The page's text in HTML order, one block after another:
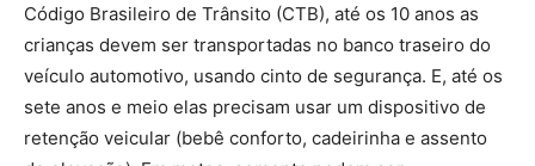
Código Brasileiro de Trânsito (CTB), até os 10 anos as
crianças devem ser transportadas no banco traseiro do
veículo automotivo, usando cinto de segurança. E, até os
sete anos e meio elas precisam usar um dispositivo de
retenção veicular (bebê conforto, cadeirinha e assento